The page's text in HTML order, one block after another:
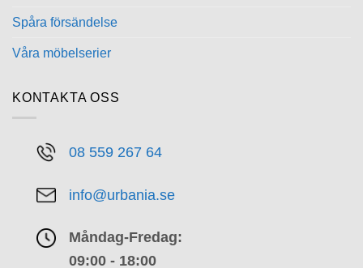
Spåra försändelse
Våra möbelserier
KONTAKTA OSS
08 559 267 64
info@urbania.se
Måndag-Fredag:
09:00 - 18:00